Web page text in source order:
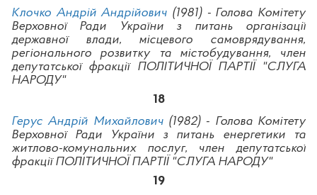
Клочко Андрій Андрійович (1981) - Голова Комітету
Верховної Ради України з питань організації
державної влади, місцевого самоврядування,
регіонального розвитку та містобудування, член
депутатської фракції ПОЛІТИЧНОЇ ПАРТІЇ "СЛУГА
НАРОДУ"
18
Герус Андрій Михайлович(1982) - Голова Комітету
Верховної Ради України з питань енергетики та
житлово-комунальних послуг, член депутатської
фракції ПОЛІТИЧНОЇ ПАРТІЇ "СЛУГА НАРОДУ"
19